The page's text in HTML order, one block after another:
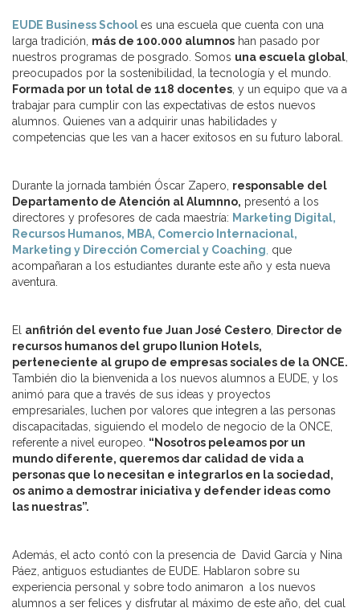
EUDE Business Schooles una escuela que cuenta con una
larga tradición, más de 100.000 alumnos han pasado por
nuestros programas de posgrado. Somos una escuela global
preocupados por la sostenibilidad, la tecnología y el mundo.
Formada por un total de 118 docentes , y un equipo que va a
trabajar para cumplir con las expectativas de estos nuevos
alumnos. Quienes van a adquirir unas habilidades y
competencias que les van a hacer exitosos en su futuro laboral.
Durante la jornada también Óscar Zapero, responsable del
Departamento de Atención al Alumnno, presentó a los
directores y profesores de cada maestría: Marketing Digital,
Recursos Humanos, MBA, Comercio Internacional,
Marketing y Dirección Comercial y Coaching que
acompañaran a los estudiantes durante este año y esta nueva
aventura.
El anfitrión del evento fue Juan José Cestero
Director de
recursos humanos del grupo Ilunion Hotels,
perteneciente al grupo de empresas sociales de la ONCE.
También dio la bienvenida a los nuevos alumnos a EUDE, y los
animó para que a través de sus ideas y proyectos
empresariales, luchen por valores que integren a las personas
discapacitadas, siguiendo el modelo de negocio de la ONCE,
referente a nivel europeo. “Nosotros peleamos por un
mundo diferente, queremos dar calidad de vida a
personas que lo necesitan e integrarlos en la sociedad,
os animo a demostrar iniciativa y defender ideas como
las nuestras”.
Además, el acto contó con la presencia de David García y Nina
Páez, antiguos estudiantes de EUDE. Hablaron sobre su
experiencia personal y sobre todo animaron a los nuevos
alumnos a ser felices y disfrutar al máximo de este año, del cual